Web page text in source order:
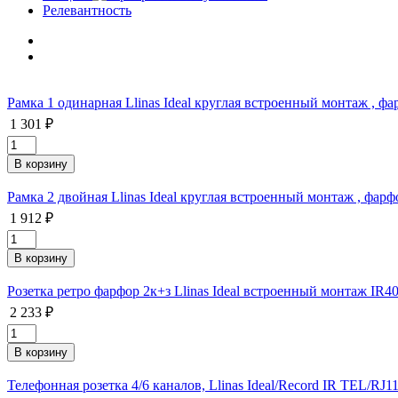
Релевантность
Рамка 1 одинарная Llinas Ideal круглая встроенный монтаж ,
1 301 ₽
Рамка 2 двойная Llinas Ideal круглая встроенный монтаж ,
1 912 ₽
Розетка ретро фарфор 2к+з Llinas Ideal встроенный монтаж
2 233 ₽
Телефонная розетка 4/6 каналов, Llinas Ideal/Record IR TEL/RJ11